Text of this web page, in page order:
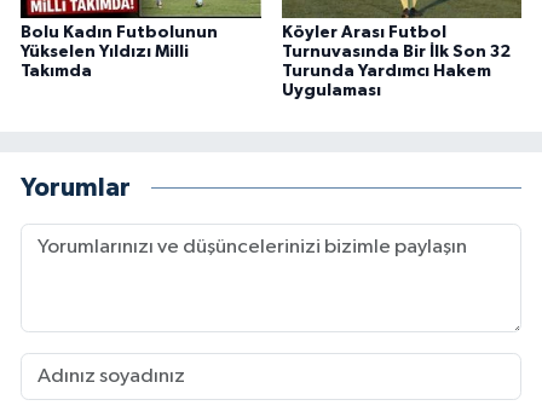
Bolu Kadın Futbolunun
Yükselen Yıldızı Milli
Takımda
Köyler Arası Futbol
Turnuvasında Bir İlk Son 32
Turunda Yardımcı Hakem
Uygulaması
Yorumlar